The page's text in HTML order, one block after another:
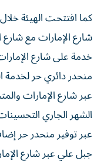
كما افتتحت الهيئة
شارع الإمارات مع
خدمة على شارع
منحدر دائري حر لخدمة
عبر شارع الإمارات
الشهر الجاري
عبر توفير منحدر حر
جبل علي عبر شارع